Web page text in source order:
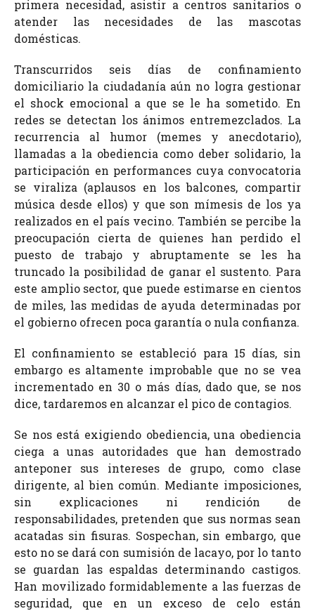
primera necesidad, asistir a centros sanitarios o
atender las necesidades de las mascotas
domésticas.
Transcurridos seis días de confinamiento
domiciliario la ciudadanía aún no logra gestionar
el shock emocional a que se le ha sometido. En
redes se detectan los ánimos entremezclados. La
recurrencia al humor (memes y anecdotario),
llamadas a la obediencia como deber solidario, la
participación en performances cuya convocatoria
se viraliza (aplausos en los balcones, compartir
música desde ellos) y que son mímesis de los ya
realizados en el país vecino. También se percibe la
preocupación cierta de quienes han perdido el
puesto de trabajo y abruptamente se les ha
truncado la posibilidad de ganar el sustento. Para
este amplio sector, que puede estimarse en cientos
de miles, las medidas de ayuda determinadas por
el gobierno ofrecen poca garantía o nula confianza.
El confinamiento se estableció para 15 días, sin
embargo es altamente improbable que no se vea
incrementado en 30 o más días, dado que, se nos
dice, tardaremos en alcanzar el pico de contagios.
Se nos está exigiendo obediencia, una obediencia
ciega a unas autoridades que han demostrado
anteponer sus intereses de grupo, como clase
dirigente, al bien común. Mediante imposiciones,
sin explicaciones ni rendición de
responsabilidades, pretenden que sus normas sean
acatadas sin fisuras. Sospechan, sin embargo, que
esto no se dará con sumisión de lacayo, por lo tanto
se guardan las espaldas determinando castigos.
Han movilizado formidablemente a las fuerzas de
seguridad, que en un exceso de celo están